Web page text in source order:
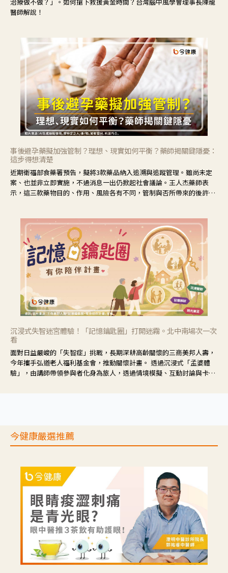
醫師解說！
事後避孕藥擬加強管制？理想、現實如何平衡？藥師揭關鍵隱憂：
這步得想清楚
近期衛福部食藥署預告，擬將3款藥品納入追溯與追蹤管理。雖尚未定
案、也並非立即實施，不過消息一出仍掀起社會議論。王人杰藥師表
示，這三款藥物目的、作用、風險各有不同，管制與否所帶來的後許影
沉浸式失智迷宮體驗！「記憶鑰匙圈」打開迷霧。北中南場次一次
看
面對日益嚴峻的「失智症」挑戰，長期深耕高齡關懷的三商美邦人壽，
今年攜手弘道老人福利基金會，推動關懷計畫。 透過沉浸式「孟婆體
驗」，由講師帶領參與者化身為旅人，透過情境模擬、互動討論與卡牌
今健康嚴選推薦